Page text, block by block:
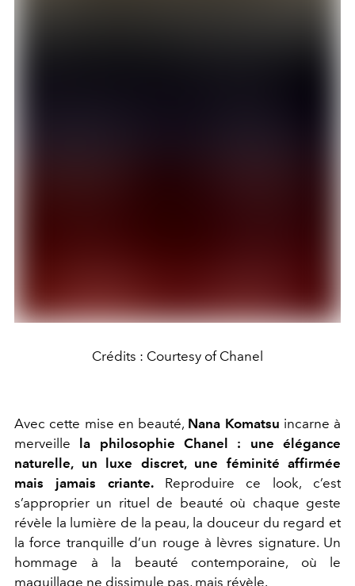
Crédits : Courtesy of Chanel
Avec cette mise en beauté, Nana Komatsu incarne à
merveille la philosophie Chanel : une élégance
naturelle, un luxe discret, une féminité affirmée
mais jamais criante. Reproduire ce look, c’est
s’approprier un rituel de beauté où chaque geste
révèle la lumière de la peau, la douceur du regard et
la force tranquille d’un rouge à lèvres signature. Un
hommage à la beauté contemporaine, où le
maquillage ne dissimule pas, mais révèle.